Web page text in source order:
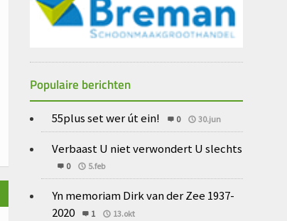
Populaire berichten
55plus set wer út ein! 0 30.jun
Verbaast U niet verwondert U slechts
0 5.feb
Yn memoriam Dirk van der Zee 1937-
2020
1 13.okt